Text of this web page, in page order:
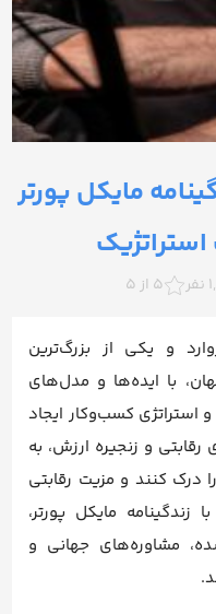
مایکل پورتر
5 از 5
و یکی از بزرگ‌ترین
با ایده‌ها و مدل‌های
و استراتژی کسب‌وکار ایجاد
رقابتی و زنجیره ارزش، به
درک کنند و مزیت رقابتی
زندگینامه مایکل پورتر،
مشاوره‌های جهانی و